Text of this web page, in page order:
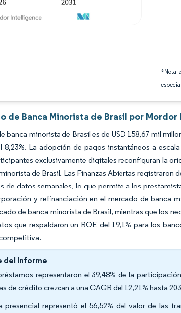
*Nota
especial
de Banca Minorista de Brasil por
banca minorista de Brasil es de USD 158,67 mil
8,23%. La adopción de pagos instantáneos a
exclusivamente digitales reconfiguran la
de Brasil. Las Finanzas Abiertas registraron
de datos semanales, lo que permite a los
y refinanciación en el mercado de banca
de banca minorista de Brasil, mientras que los
que respaldaron un ROE del 19,1% para los
del Informe
representaron el 39,48% de la
de crédito crezcan a una CAGR del 12,21% hasta
presencial representó el 56,52% del valor de las